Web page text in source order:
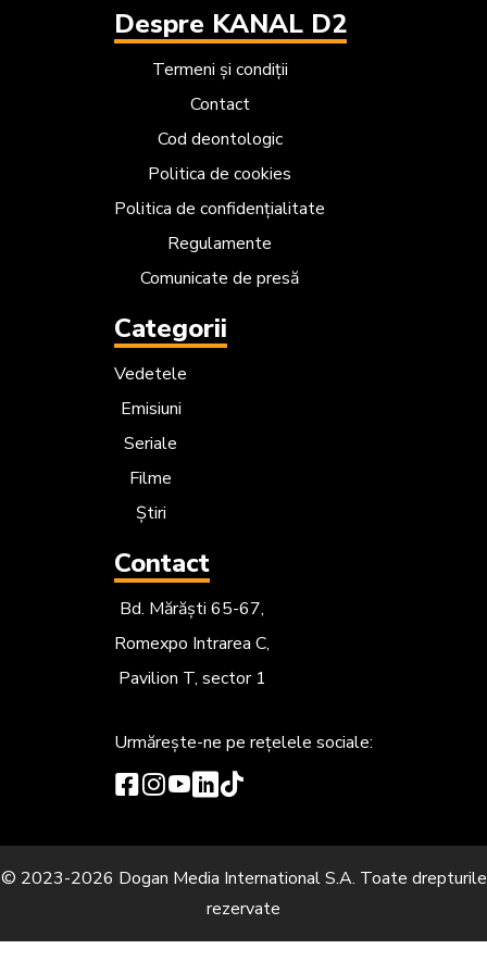
Despre KANAL D2
Termeni și condiții
Contact
Cod deontologic
Politica de cookies
Politica de confidențialitate
Regulamente
Comunicate de presă
Categorii
Vedetele
Emisiuni
Seriale
Filme
Știri
Contact
Bd. Mărăști 65-67,
Romexpo Intrarea C,
Pavilion T, sector 1
Urmărește-ne pe rețelele sociale:
© 2023-2026 Dogan Media International S.A. Toate drepturile
rezervate